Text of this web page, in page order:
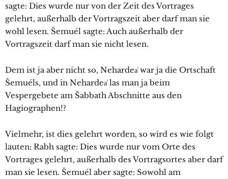
sagte: Dies wurde nur von der Zeit des Vortrages
gelehrt, außerhalb der Vortragszeit aber darf man sie
wohl lesen. Šemuél sagte: Auch außerhalb der
Vortragszeit darf man sie nicht lesen.
Dem ist ja aber nicht so, Nehardea͑ war ja die Ortschaft
Šemuéls, und in Nehardea͑ las man ja beim
Vespergebete am Šabbath Abschnitte aus den
Hagiographen!?
Vielmehr, ist dies gelehrt worden, so wird es wie folgt
lauten: Rabh sagte: Dies wurde nur vom Orte des
Vortrages gelehrt, außerhalb des Vortragsortes aber darf
man sie lesen. Šemuél aber sagte: Sowohl am